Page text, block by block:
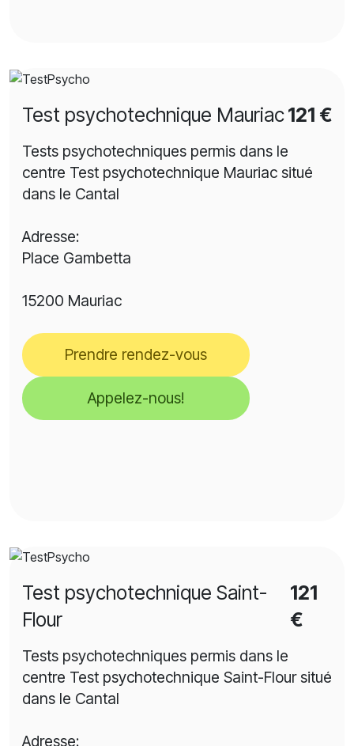
Test psychotechnique Mauriac121 €
Tests psychotechniques permis dans le
centre Test psychotechnique Mauriac situé
dans le Cantal
Adresse:
Place Gambetta
15200 Mauriac
Prendre rendez-vous
Appelez-nous!
Test psychotechnique Saint-
Flour
121
€
Tests psychotechniques permis dans le
centre Test psychotechnique Saint-Flour situé
dans le Cantal
Adresse: